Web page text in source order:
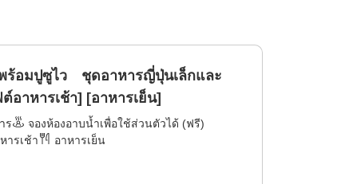
พร้อมปูซูไว ชุดอาหารญี่ปุ่นเล็กและ
อาหารเช้า] [อาหารเย็น]
ร
จองห้องอาบน้ำเพื่อใช้ส่วนตัวได้ (ฟรี)
ารเช้า อาหารเย็น